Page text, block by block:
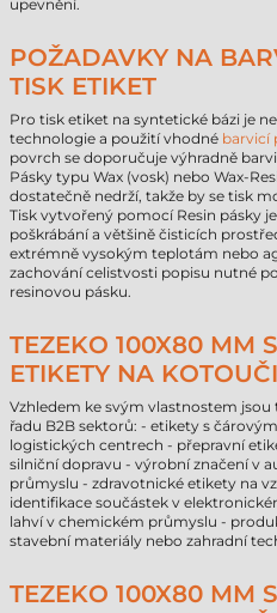
upevnění.
POŽADAVKY NA
TISK ETIKET
Pro tisk etiket na syntetické bázi je
technologie a použití vhodné barvicí
povrch se doporučuje výhradně
Pásky typu Wax (vosk) nebo Wax-
dostatečně nedrží, takže by se tisk
Tisk vytvořený pomocí Resin pásky
poškrábání a většině čisticích
extrémně vysokým teplotám nebo
zachování celistvosti popisu nutné
resinovou pásku.
TEZEKO 100X80 MM
ETIKETY NA
Vzhledem ke svým vlastnostem
řadu B2B sektorů: - etikety s
logistických centrech - přepravní
silniční dopravu - výrobní značení v
průmyslu - zdravotnické etikety na
identifikace součástek v
lahví v chemickém průmyslu -
stavební materiály nebo zahradní
TEZEKO 100X80 MM